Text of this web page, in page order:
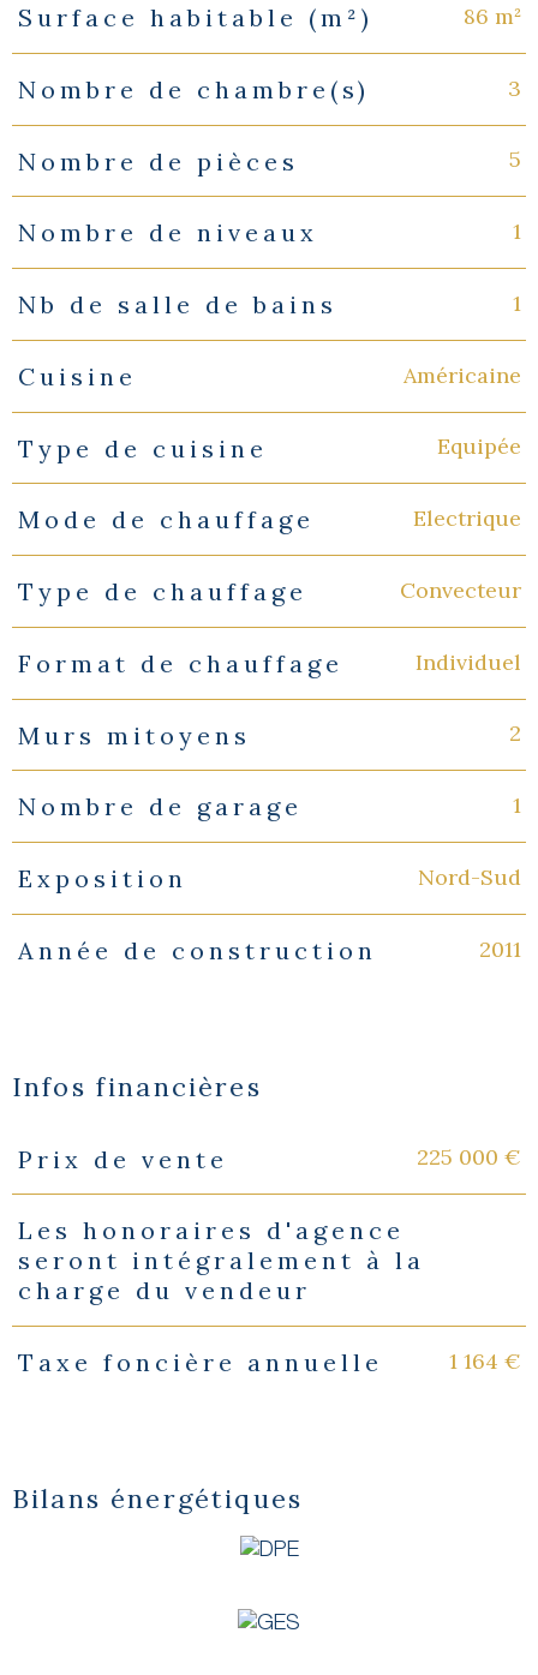
Surface habitable (m²) 86 m²
Nombre de chambre(s) 3
Nombre de pièces 5
Nombre de niveaux 1
Nb de salle de bains 1
Cuisine Américaine
Type de cuisine Equipée
Mode de chauffage Electrique
Type de chauffage Convecteur
Format de chauffage Individuel
Murs mitoyens 2
Nombre de garage 1
Exposition Nord-Sud
Année de construction 2011
Infos financières
Caractéristiques Valeurs
Prix de vente 225 000 €
Les honoraires d'agence
seront intégralement à la
charge du vendeur
Taxe foncière annuelle 1 164 €
Bilans énergétiques